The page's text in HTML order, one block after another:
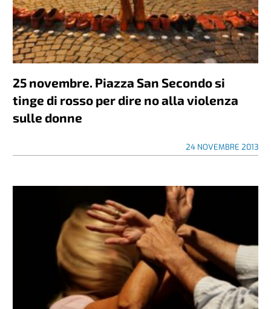
25 novembre. Piazza San Secondo si
tinge di rosso per dire no alla violenza
sulle donne
24 NOVEMBRE 2013